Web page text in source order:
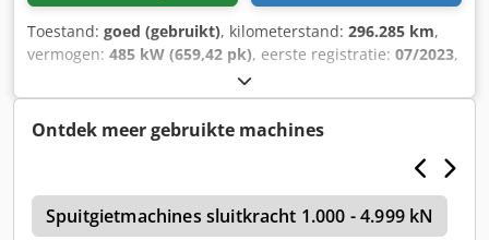
Toestand: goed (gebruikt), kilometerstand: 296.285 km,
vermogen: 485 kW (659,42 pk), eerste registratie: 07/2023,
, bandenmaten:
asconfiguratie:4x2, wielbasis:3.750 mm, brandstof:
diesel, remmen: retarder, kleur:blauw,
bestuurderscabine:
, emissieklasse:Euro
6, ophanging:lucht, totale lengte:6.110 mm, totale
breedte:2.550 mm, totale hoogte:4.040 mm , Bouwjaar:
Ontdek meer gebruikte machines
Spuitgietmachines sluitkracht 1.000 - 4.999 kN